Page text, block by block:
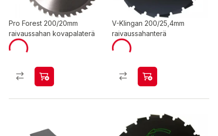
Pro Forest 200/20mm
raivaussahan kovapalaterä
V-Klingan 200/25,4mm
raivaussahanterä